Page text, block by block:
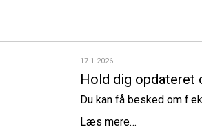
17.1.2026
Hold dig opdateret
Du kan få besked om
Læs mere…